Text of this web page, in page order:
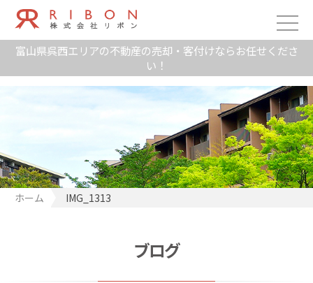
富山県呉西エリアの不動産の売却・客付けならお任せくださ
い！
ホーム IMG_1313
ブログ